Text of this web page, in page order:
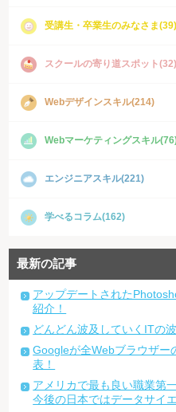
受講生・卒業生のみなさま(39)
スクールの寄り道スポット(32)
Webデザインスキル(214)
Webマーケティングスキル
エンジニアスキル(221)
学べるコラム(162)
最新の記事
アップデートされた
紹介！
どんどん波及していくITの
Googleが全Webブラウザー
表！
アメリカで最も良い職業第
今後の日本ではデータサイ